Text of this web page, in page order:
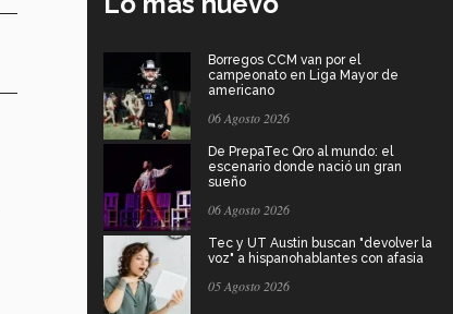
Borregos CCM van por el
campeonato en Liga Mayor de
americano
06 Agosto 2026
De PrepaTec Qro al mundo: el
escenario donde nació un gran
sueño
06 Agosto 2026
Tec y UT Austin buscan "devolver la
voz" a hispanohablantes con afasia
05 Agosto 2026